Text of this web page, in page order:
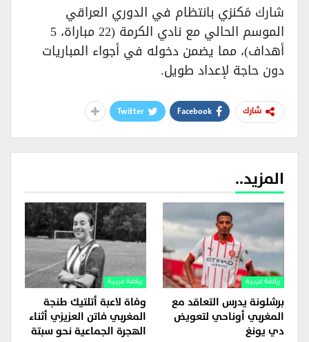
شارك مَكنزي بانتظام في الدوري العراقي
الموسم الحالي مع نادي الكرمة (22 مباراة، 5
أهداف)، مما يضمن دخوله في أجواء المباريات
دون حاجة لإعداد طويل.
شارك Facebook
Twitter
المزيد..
رياضة عربية
برشلونة يدرس التعاقد مع
المغربي أوناحي لتعويض
دي يونغ
رياضة عربية
وفاة لاعبة أتلتيك طنجة
المغربي فاتن العزيزي أثناء
الهجرة الجماعية نحو سبتة